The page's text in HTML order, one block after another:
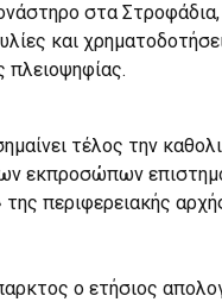
στα
και
πλειοψηφίας.
τέλος την
εκπροσώπων
περιφερειακής
ο ετήσιος